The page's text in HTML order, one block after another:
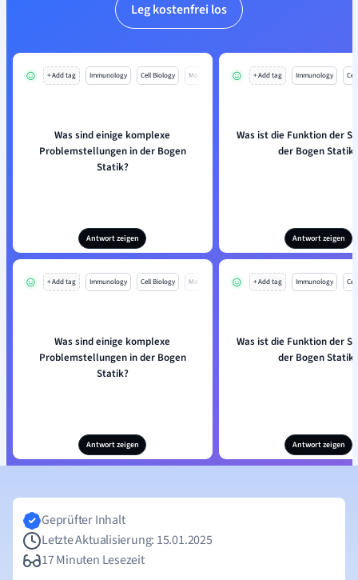
Leg kostenfrei los
+ Add tag Immunology Cell Biology Mo
Was sind einige komplexe
Problemstellungen in der Bogen
Statik?
Antwort zeigen
+ Add tag Immunology
Was ist die Funktion der
der Bogen Statik?
Antwort zeigen
+ Add tag Immunology Cell Biology Mo
Was sind einige komplexe
Problemstellungen in der Bogen
Statik?
Antwort zeigen
+ Add tag Immunology
Was ist die Funktion der
der Bogen Statik?
Antwort zeigen
Geprüfter Inhalt
Letzte Aktualisierung: 15.01.2025
17 Minuten Lesezeit